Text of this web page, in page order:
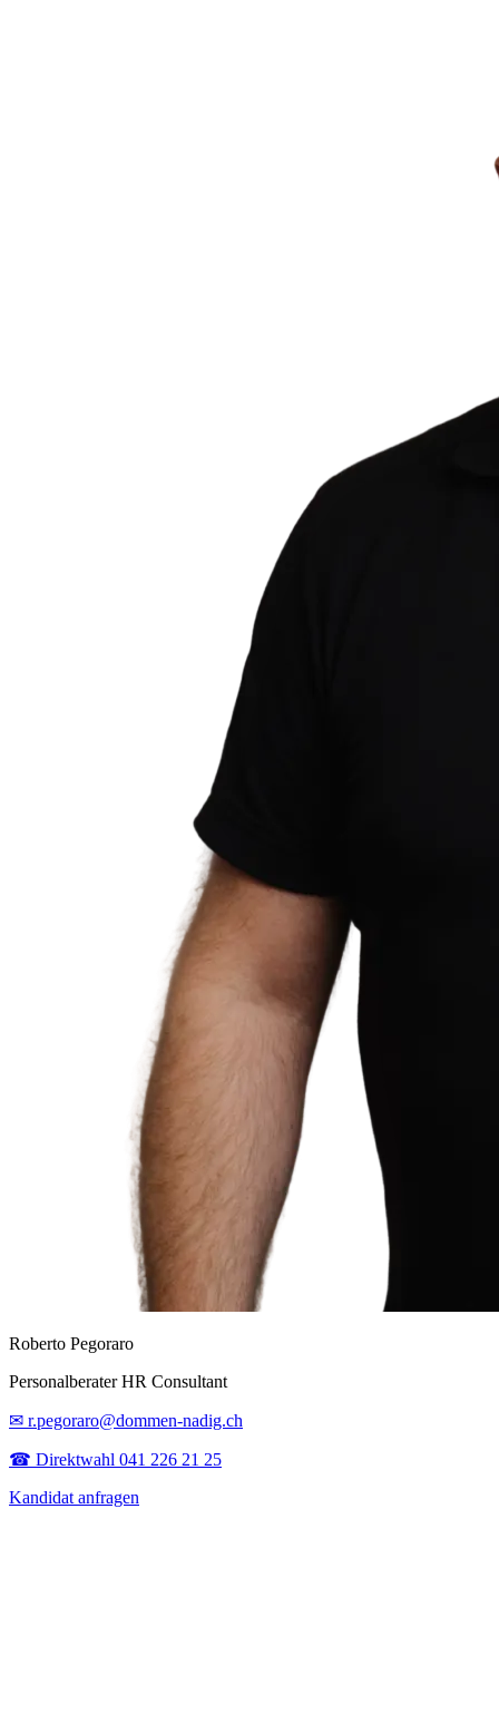
Roberto Pegoraro
Personalberater HR Consultant
✉ r.pegoraro@dommen-nadig.ch
☎ Direktwahl 041 226 21 25
Kandidat anfragen